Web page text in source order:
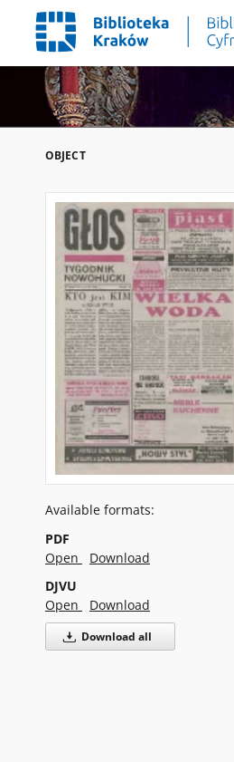
OBJECT
Available formats:
PDF
Open
Download
DJVU
Open
Download
Download all